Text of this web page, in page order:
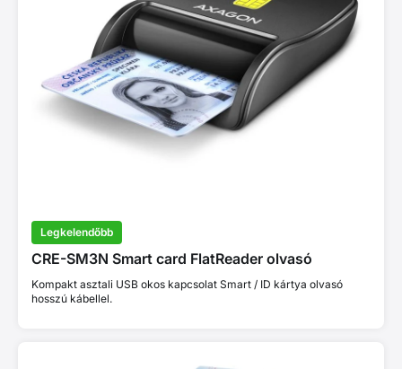
Legkelendőbb
CRE-SM3N Smart card FlatReader olvasó
Kompakt asztali USB okos kapcsolat Smart / ID kártya olvasó
hosszú kábellel.